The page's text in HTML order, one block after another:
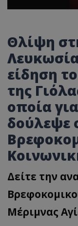
Θλίψη
είδηση
της Γιόλ
οποία
δούλεψε
Δείτε την
Μέριμνας